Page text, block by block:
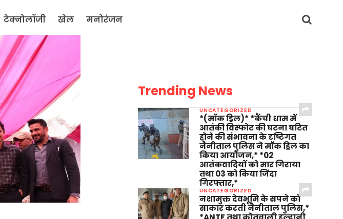
टेक्नोलॉजी खेल मनोरंजन
Trending News
UNCATEGORIZED
*(मॉक ड्रिल)* *कैंची धाम में
आतंकी विस्फोट की घटना घटित
होने की संभावना के दृष्टिगत
नैनीताल पुलिस ने मॉक ड्रिल का
किया आयोजन,* *02
आतंकवादियों को मार गिराया
तथा 03 को किया जिंदा
गिरफ्तार,*
UNCATEGORIZED
नशामुक्त देवभूमि के सपने को
साकार करती नैनीताल पुलिस,*